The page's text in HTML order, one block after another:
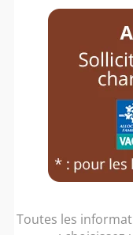
Toutes les